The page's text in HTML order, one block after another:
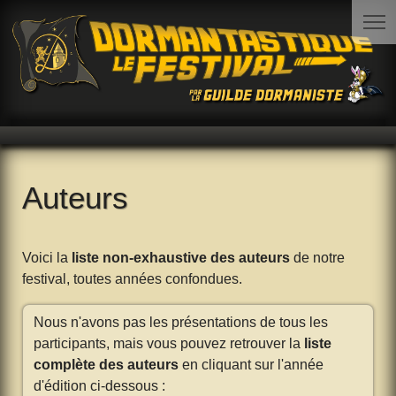
Auteurs
Voici la liste non-exhaustive des auteurs de notre
festival, toutes années confondues.
Nous n'avons pas les présentations de tous les
participants, mais vous pouvez retrouver la liste
complète des auteurs en cliquant sur l'année
d'édition ci-dessous :